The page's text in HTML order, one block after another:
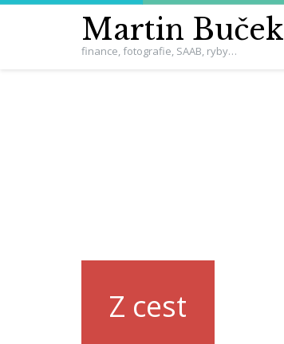
Martin Buček
finance, fotografie, SAAB, ryby…
Z cest